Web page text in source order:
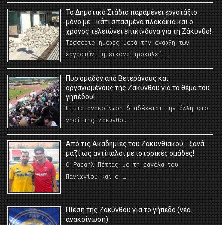
Το Δημοτικό Στάδιο παραμένει εργοτάξιο
μόνο με… κάτι σπασμένα πλακάκια και ο
χρόνος τελειώνει επικίνδυνα για τη Ζάκυνθο!
Τέσσερις ημέρες μετά την έναρξη των
εργασιών, η εικόνα προκαλεί …
Πυρ ομαδόν από Βετεράνους και
οργανωμένους της Ζακύνθου για το θέμα του
γηπέδου!
Η μια ανακοίνωση διαδέχεται την άλλη στο
νησί της Ζακύνθου …
Από τις Ακαδημίες του Ζακυνθιακού… ξανά
μαζί ως αντίπαλοι με ιστορικές ομάδες!
Ο Ραφαήλ Πέττας με τη φανέλα του
Πανιωνίου και ο …
Πίεση της Ζακύνθου για το γήπεδο (νέα
ανακοίνωση)